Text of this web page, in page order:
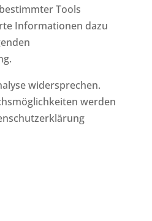
Tools
Informationen dazu
widersprechen.
werden